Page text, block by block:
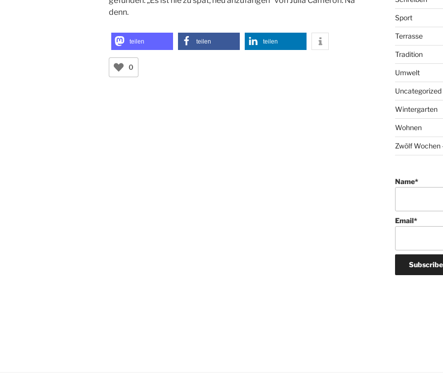
denn.
teilen teilen teilen
0
Sport
Terrasse
Tradition
Umwelt
Uncategorized
Wintergarten
Wohnen
Zwölf Wochen
Name*
Email*